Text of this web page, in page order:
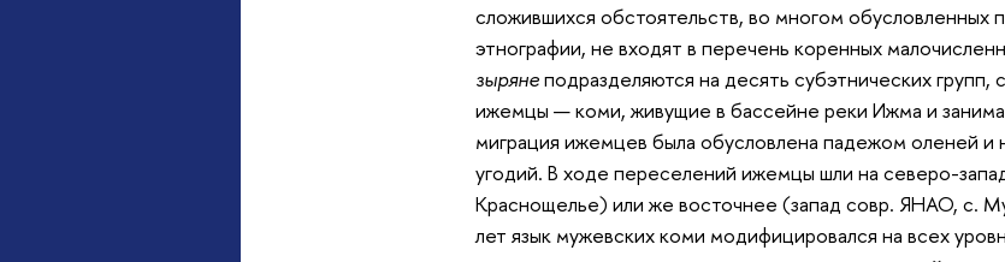
сложившихся обстоятельств, во многом обусловленных
этнографии, не входят в перечень коренных
зырянеподразделяются на десять субэтнических
ижемцы — коми, живущие в бассейне реки Ижма и
миграция ижемцев была обусловлена падежом оленей
угодий. В ходе переселений ижемцы шли на северо-
Краснощелье) или же восточнее (запад совр. ЯНАО, с.
лет язык мужевских коми модифицировался на всех